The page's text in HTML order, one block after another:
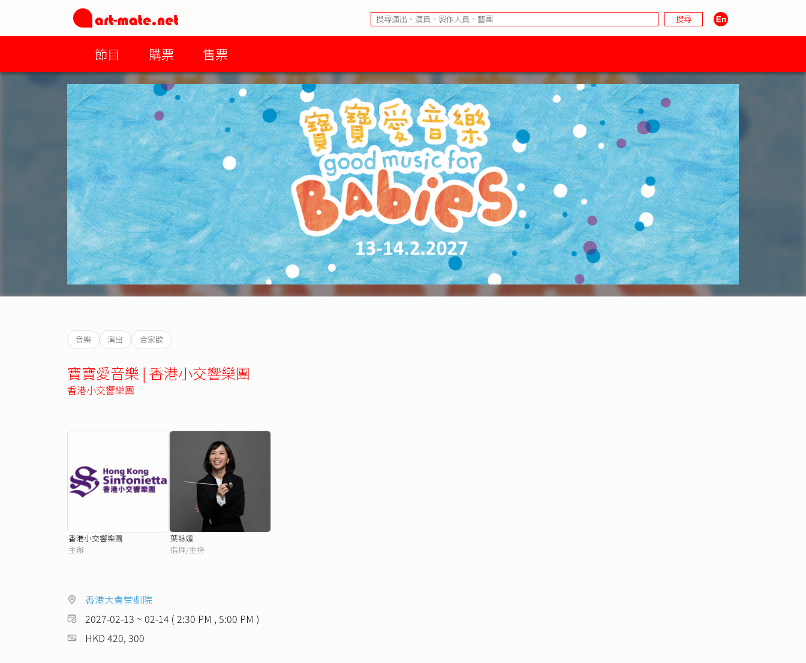
節目 購票 售票
音樂 演出 合家歡
寶寶愛音樂 | 香港小交響樂團
香港小交響樂團
香港小交響樂團
主辦
葉詠媛
指揮/主持
香港大會堂劇院
2027-02-13 ~ 02-14 ( 2:30 PM , 5:00 PM )
HKD 420, 300